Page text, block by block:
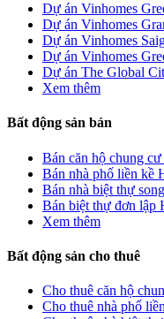
Dự án Vinhomes
Dự án Vinhomes
Dự án Vinhomes
Dự án Vinhomes
Dự án The Global
Xem thêm
Bất động sản bán
Bán căn hộ chung
Bán nhà phố liền kề
Bán nhà biệt thự
Bán biệt thự đơn lập
Xem thêm
Bất động sản cho thuê
Cho thuê căn hộ
Cho thuê nhà phố